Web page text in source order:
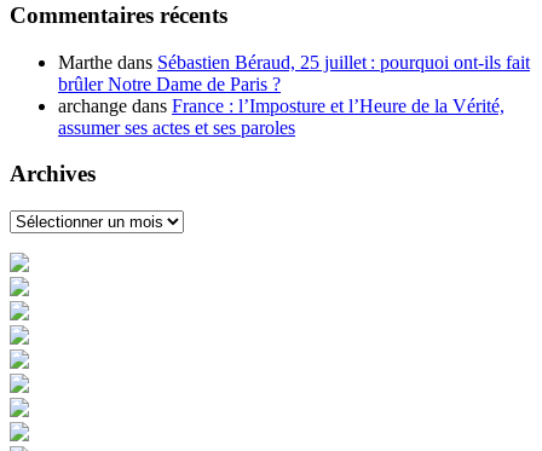
Commentaires récents
Marthe dans Sébastien Béraud, 25 juillet : pourquoi ont-ils fait
brûler Notre Dame de Paris ?
archange dans France : l’Imposture et l’Heure de la Vérité,
assumer ses actes et ses paroles
Archives
Archives